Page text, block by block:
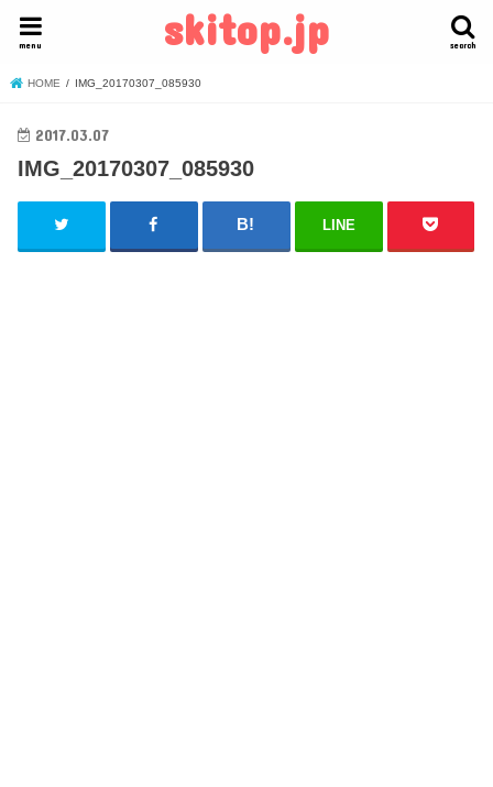
skitop.jp search
menu
HOME IMG_20170307_085930
2017.03.07
IMG_20170307_085930
LINE